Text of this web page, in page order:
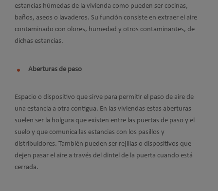
estancias húmedas de la vivienda como pueden ser cocinas,
baños, aseos o lavaderos. Su función consiste en extraer el aire
contaminado con olores, humedad y otros contaminantes, de
dichas estancias.
Aberturas de paso
Espacio o dispositivo que sirve para permitir el paso de aire de
una estancia a otra contigua. En las viviendas estas aberturas
suelen ser la holgura que existen entre las puertas de paso y el
suelo y que comunica las estancias con los pasillos y
distribuidores. También pueden ser rejillas o dispositivos que
dejen pasar el aire a través del dintel de la puerta cuando está
cerrada.